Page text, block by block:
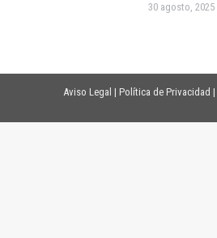
30 agosto, 2025
Aviso Legal | Política de Privacidad |